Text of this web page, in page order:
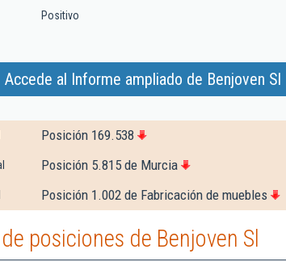
Positivo
Accede al Informe ampliado de Benjoven Sl
Posición 169.538
Posición 5.815 de Murcia
Posición 1.002 de Fabricación de muebles
posiciones de Benjoven Sl